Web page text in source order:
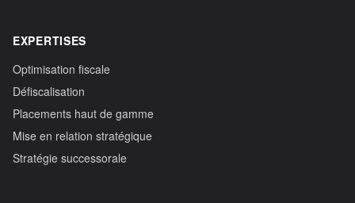
EXPERTISES
Optimisation fiscale
Défiscalisation
Placements haut de gamme
Mise en relation stratégique
Stratégie successorale